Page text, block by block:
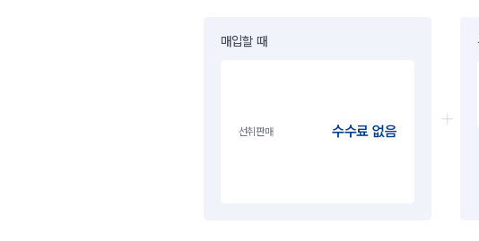
매입할 때
선취판매 수수료 없음